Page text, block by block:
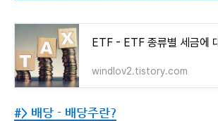
ETF - ETF 종류별 세금에
windlov2.tistory.com
#> 배당 - 배당주란?